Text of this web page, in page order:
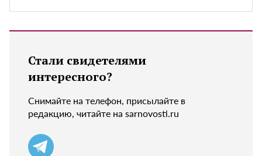
Стали свидетелями
интересного?
Снимайте на телефон, присылайте в
редакцию, читайте на sarnovosti.ru